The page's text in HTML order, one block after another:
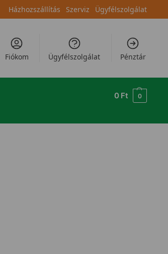
Házhozszállítás Szerviz Ügyfélszolgálat
Fiókom Ügyfélszolgálat Pénztár
0 Ft 0